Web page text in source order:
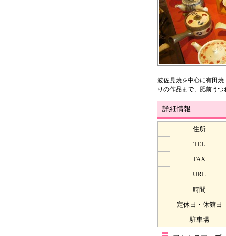
波佐見焼を中心に有田
りの作品まで、肥前う
詳細情報
住所
TEL
FAX
URL
時間
定休日・休館日
駐車場